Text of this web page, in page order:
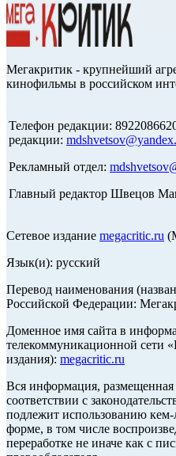
Мегакритик - крупнейший
кинофильмы в российском
Телефон редакции:
редакции:
Рекламный отдел:
Главный редактор Швецов
Сетевое издание megacritic.ru
Язык(и): русский
Перевод наименования
Российской Федерации:
Доменное имя сайта в
телекоммуникационной сети
издания): megacritic.ru
Вся информация, размещенная
соответствии с
подлежит использованию
форме, в том числе
переработке не иначе как с